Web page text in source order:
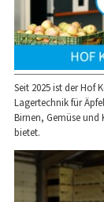
Seit 2025 ist der Hof
Lagertechnik für
Birnen, Gemüse
bietet.